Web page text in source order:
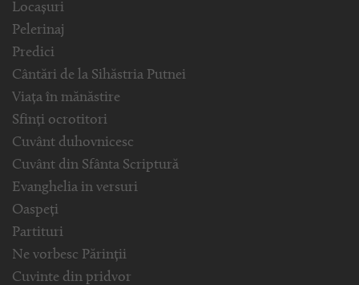
Locașuri
Pelerinaj
Predici
Cântări de la Sihăstria Putnei
Viața în mănăstire
Sfinți ocrotitori
Cuvânt duhovnicesc
Cuvânt din Sfânta Scriptură
Evanghelia in versuri
Oaspeți
Partituri
Ne vorbesc Părinții
Cuvinte din pridvor